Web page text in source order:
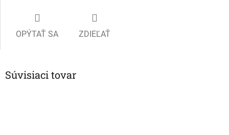
OPÝTAŤ SA ZDIEĽAŤ
Súvisiaci tovar